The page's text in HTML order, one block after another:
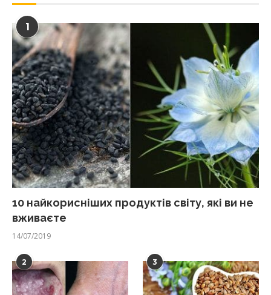
1
10 найкорисніших продуктів світу, які ви не
вживаєте
14/07/2019
2 3